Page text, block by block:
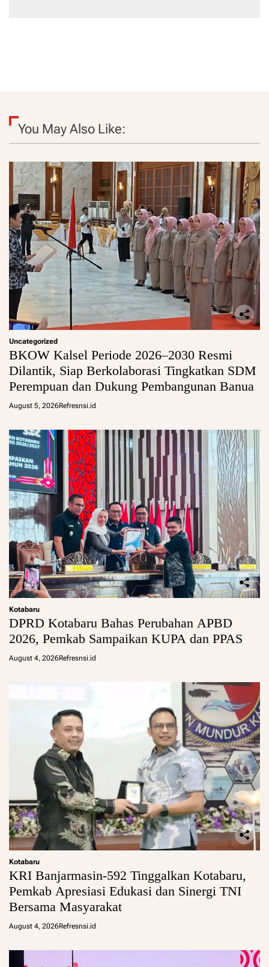
You May Also Like:
Uncategorized
BKOW Kalsel Periode 2026–2030 Resmi
Dilantik, Siap Berkolaborasi Tingkatkan SDM
Perempuan dan Dukung Pembangunan Banua
August 5, 2026Refresnsi.id
Kotabaru
DPRD Kotabaru Bahas Perubahan APBD
2026, Pemkab Sampaikan KUPA dan PPAS
August 4, 2026Refresnsi.id
Kotabaru
KRI Banjarmasin-592 Tinggalkan Kotabaru,
Pemkab Apresiasi Edukasi dan Sinergi TNI
Bersama Masyarakat
August 4, 2026Refresnsi.id